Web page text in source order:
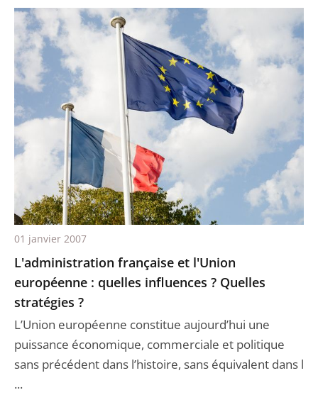
L'administration française et l'Union
européenne : quelles influences ? Quelles
stratégies ?
L’Union européenne constitue aujourd’hui une
puissance économique, commerciale et politique
sans précédent dans l’histoire, sans équivalent dans l
...
01 janvier 2007